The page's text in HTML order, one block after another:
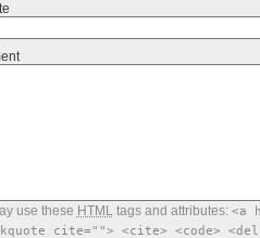
use these HTMLtags and attributes: <a
cite=""> <cite> <code>